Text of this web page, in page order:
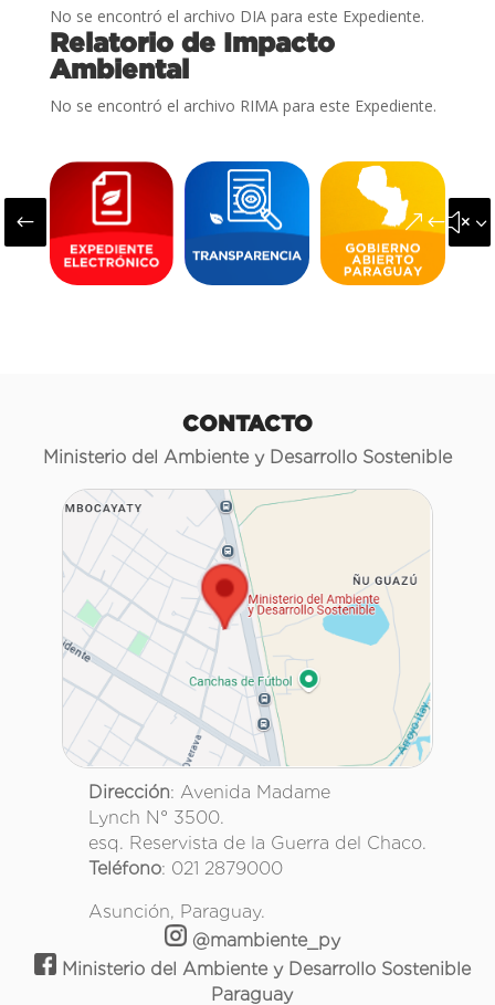
No se encontró el archivo DIA para este Expediente.
Relatorio de Impacto
Ambiental
No se encontró el archivo RIMA para este Expediente.
#
CONTACTO
Ministerio del Ambiente y Desarrollo Sostenible
Dirección: Avenida Madame
Lynch N° 3500.
esq. Reservista de la Guerra del Chaco.
Teléfono: 021 2879000
Asunción, Paraguay.
@mambiente_py
Ministerio del Ambiente y Desarrollo Sostenible
Paraguay